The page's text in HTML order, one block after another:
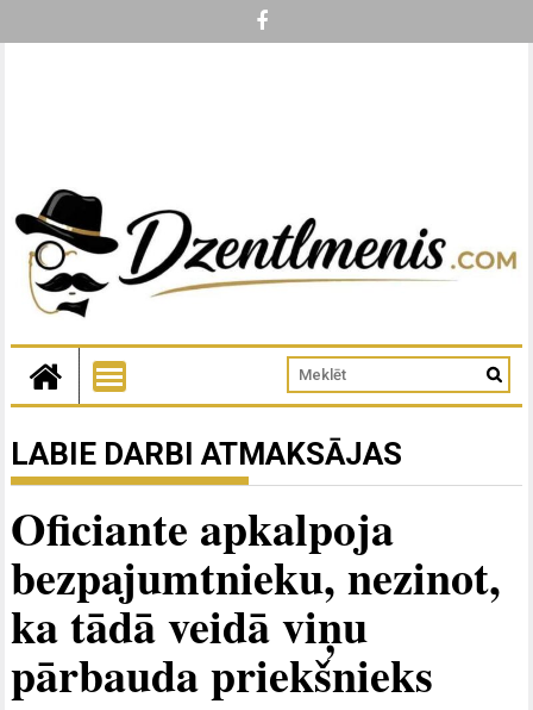
LABIE DARBI ATMAKSĀJAS
Oficiante apkalpoja
bezpajumtnieku, nezinot,
ka tādā veidā viņu
pārbauda priekšnieks